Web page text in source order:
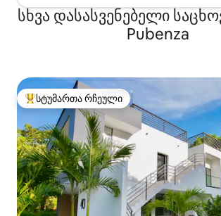
სხვა დასასვენებელი
Pubenza
სტუმართა რჩეული მოწინავე ვარიანტი
სტუმართა რჩეული